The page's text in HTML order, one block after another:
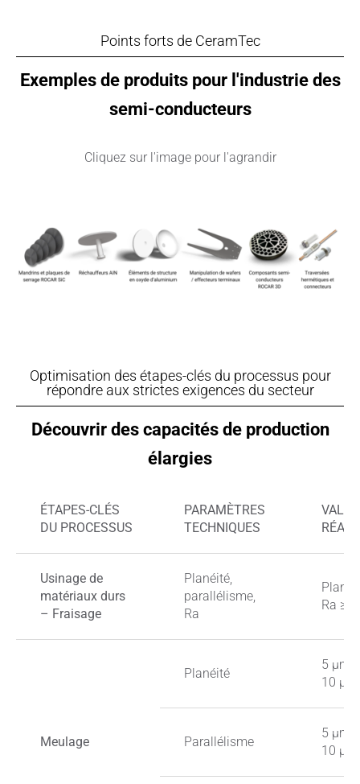
Points forts de CeramTec
Exemples de produits pour l'industrie des
semi-conducteurs
Cliquez sur l'image pour l'agrandir
Optimisation des étapes-clés du processus pour
répondre aux strictes exigences du secteur
Découvrir des capacités de production
élargies
ÉTAPES-CLÉS
DU PROCESSUS
PARAMÈTRES
TECHNIQUES
Usinage de
matériaux durs
– Fraisage
Planéité,
parallélisme,
Ra
Ra ≥
Meulage
Planéité
5 μm
10
Parallélisme
5 μm
10